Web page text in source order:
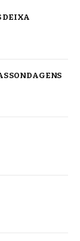
DEIXA
SONDAGENS